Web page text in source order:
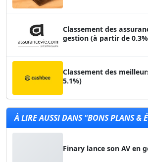
Classement des
gestion (à partir de
Classement des
5.1%)
À LIRE AUSSI DANS "BONS PLANS &
Finary lance son AV en